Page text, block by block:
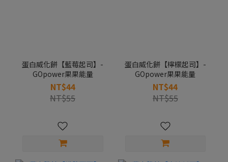
蛋白威化餅【藍莓起司】-
GOpower果果能量
NT$44
NT$55
蛋白威化餅【檸檬起司】-
GOpower果果能量
NT$44
NT$55